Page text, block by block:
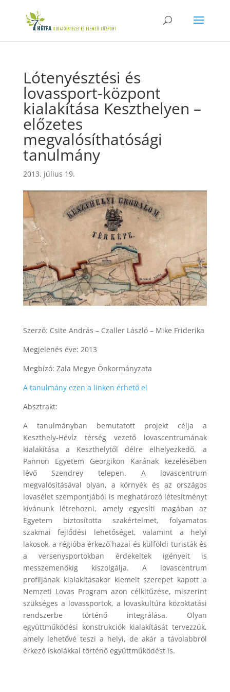
Lótenyésztési és
lovassport-központ
kialakítása Keszthelyen –
előzetes
megvalósíthatósági
tanulmány
2013. július 19.
Szerző: Csite András – Czaller László – Mike Friderika
Megjelenés éve: 2013
Megbízó: Zala Megye Önkormányzata
A tanulmány ezen a linken érhető el
Absztrakt:
A tanulmányban bemutatott projekt célja a
Keszthely-Hévíz térség vezető lovascentrumának
kialakítása a Keszthelytől délre elhelyezkedő, a
Pannon Egyetem Georgikon Karának kezelésében
lévő Szendrey telepen. A lovascentrum
megvalósításával olyan, a környék és az országos
lovasélet szempontjából is meghatározó létesítményt
kívánunk létrehozni, amely egyesíti magában az
Egyetem biztosította szakértelmet, folyamatos
szakmai fejlődési lehetőséget, valamint a helyi
lakosok, a régióba érkező hazai és külföldi turisták és
a versenysportokban érdekeltek igényeit is
messzemenőkig kiszolgálja. A lovascentrum
profiljának kialakításakor kiemelt szerepet kapott a
Nemzeti Lovas Program azon célkitűzése, miszerint
szükséges a lovassportok, a lovaskultúra közoktatási
rendszerbe történő integrálása. Olyan
együttműködési konstrukciók kialakítását tervezzük,
amely lehetővé teszi a helyi, de akár a távolabbról
érkező iskolákkal történő együttműködést is.